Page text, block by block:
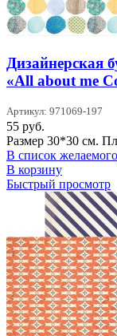
Дизайнерская
«All about me
Артикул: 971069-197
55 руб.
Размер 30*30 см.
В список желаемого
В корзину
Быстрый просмотр